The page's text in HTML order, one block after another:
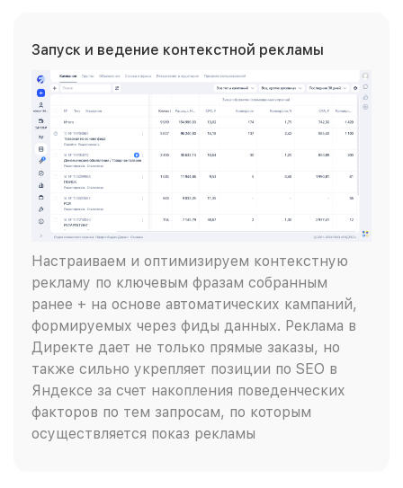
Запуск и ведение контекстной рекламы
Настраиваем и оптимизируем контекстную
рекламу по ключевым фразам собранным
ранее + на основе автоматических кампаний,
формируемых через фиды данных. Реклама в
Директе дает не только прямые заказы, но
также сильно укрепляет позиции по SEO в
Яндексе за счет накопления поведенческих
факторов по тем запросам, по которым
осуществляется показ рекламы